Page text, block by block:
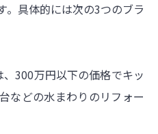
。具体的には次の3つのブラ
300万円以下の価格でキッ
などの水まわりのリフォー